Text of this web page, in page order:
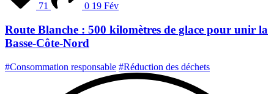
71 0 19 Fév
Route Blanche : 500 kilomètres de glace pour unir la
Basse-Côte-Nord
#Consommation responsable #Réduction des déchets